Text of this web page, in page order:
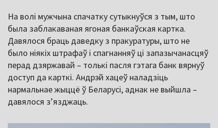
На волі мужчына спачатку сутыкнуўся з тым, што
была заблакаваная ягоная банкаўская картка.
Давялося браць даведку з пракуратуры, што не
было ніякіх штрафаў і спагнанняў ці запазычанасцяў
перад дзяржавай – толькі пасля гэтага банк вярнуў
доступ да карткі. Андрэй хацеў наладзіць
нармальнае жыццё ў Беларусі, аднак не выйшла –
давялося з’язджаць.